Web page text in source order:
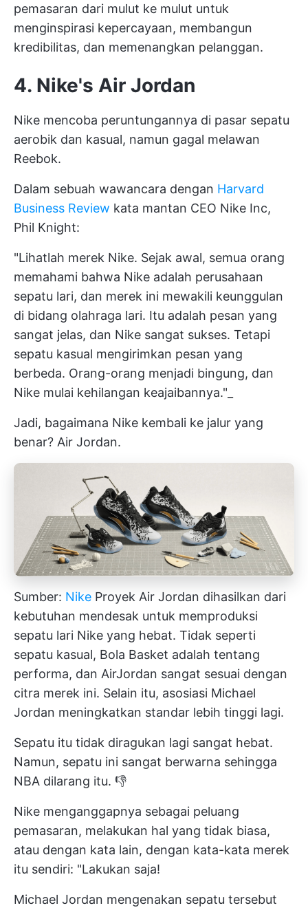
pemasaran dari mulut ke mulut untuk
menginspirasi kepercayaan, membangun
kredibilitas, dan memenangkan pelanggan.
4. Nike's Air Jordan
Nike mencoba peruntungannya di pasar sepatu
aerobik dan kasual, namun gagal melawan
Reebok.
Dalam sebuah wawancara dengan Harvard
Business Review kata mantan CEO Nike Inc,
Phil Knight:
"Lihatlah merek Nike. Sejak awal, semua orang
memahami bahwa Nike adalah perusahaan
sepatu lari, dan merek ini mewakili keunggulan
di bidang olahraga lari. Itu adalah pesan yang
sangat jelas, dan Nike sangat sukses. Tetapi
sepatu kasual mengirimkan pesan yang
berbeda. Orang-orang menjadi bingung, dan
Nike mulai kehilangan keajaibannya."_
Jadi, bagaimana Nike kembali ke jalur yang
benar? Air Jordan.
Sumber: Nike Proyek Air Jordan dihasilkan dari
kebutuhan mendesak untuk memproduksi
sepatu lari Nike yang hebat. Tidak seperti
sepatu kasual, Bola Basket adalah tentang
performa, dan AirJordan sangat sesuai dengan
citra merek ini. Selain itu, asosiasi Michael
Jordan meningkatkan standar lebih tinggi lagi.
Sepatu itu tidak diragukan lagi sangat hebat.
Namun, sepatu ini sangat berwarna sehingga
NBA dilarang itu. 👎
Nike menganggapnya sebagai peluang
pemasaran, melakukan hal yang tidak biasa,
atau dengan kata lain, dengan kata-kata merek
itu sendiri: "Lakukan saja!
Michael Jordan mengenakan sepatu tersebut